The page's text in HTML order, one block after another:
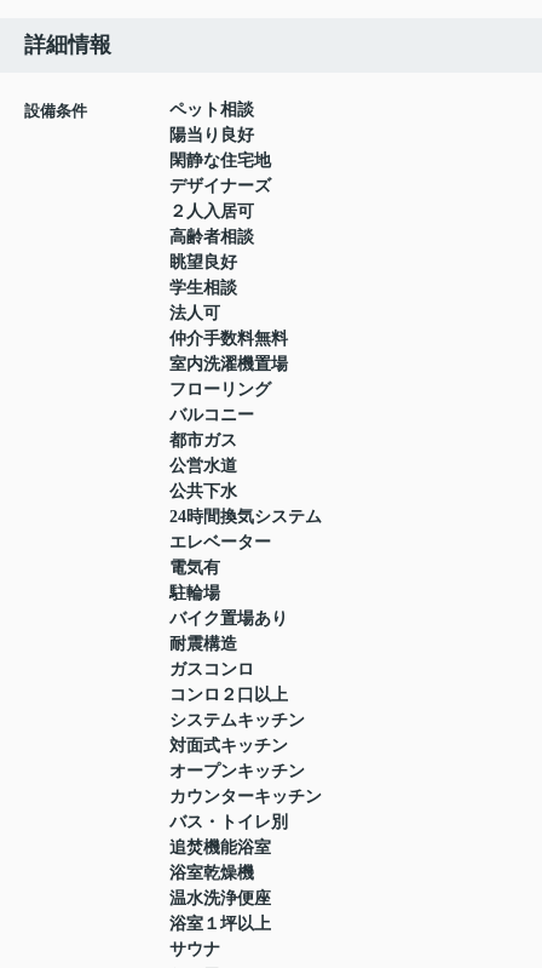
詳細情報
設備条件
ペット相談
陽当り良好
閑静な住宅地
デザイナーズ
２人入居可
高齢者相談
眺望良好
学生相談
法人可
仲介手数料無料
室内洗濯機置場
フローリング
バルコニー
都市ガス
公営水道
公共下水
24時間換気システム
エレベーター
電気有
駐輪場
バイク置場あり
耐震構造
ガスコンロ
コンロ２口以上
システムキッチン
対面式キッチン
オープンキッチン
カウンターキッチン
バス・トイレ別
追焚機能浴室
浴室乾燥機
温水洗浄便座
浴室１坪以上
サウナ